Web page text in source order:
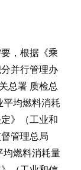
，根据《乘
并行管理办
总署 质检总
平均燃料消耗
》（工业和
管理总局
均燃料消耗量